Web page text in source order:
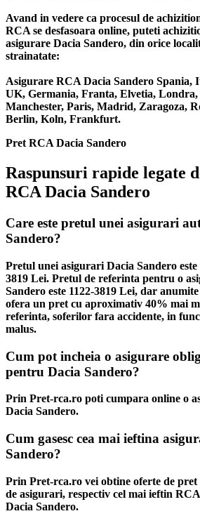
Avand in vedere ca procesul de
RCA se desfasoara online, puteti
asigurare Dacia Sandero, din orice
strainatate:
Asigurare RCA Dacia Sandero Spania,
UK, Germania, Franta, Elvetia,
Manchester, Paris, Madrid, Zaragoza,
Berlin, Koln, Frankfurt.
Pret RCA Dacia Sandero
Raspunsuri rapide legate
RCA Dacia Sandero
Care este pretul unei asigurari
Sandero?
Pretul unei asigurari Dacia Sandero
3819 Lei. Pretul de referinta pentru o
Sandero este 1122-3819 Lei, dar
ofera un pret cu aproximativ 40% mai
referinta, soferilor fara accidente, in
malus.
Cum pot incheia o asigurare
pentru Dacia Sandero?
Prin Pret-rca.ro poti cumpara online o
Dacia Sandero.
Cum gasesc cea mai ieftina
Sandero?
Prin Pret-rca.ro vei obtine oferte de pret
de asigurari, respectiv cel mai ieftin
Dacia Sandero.